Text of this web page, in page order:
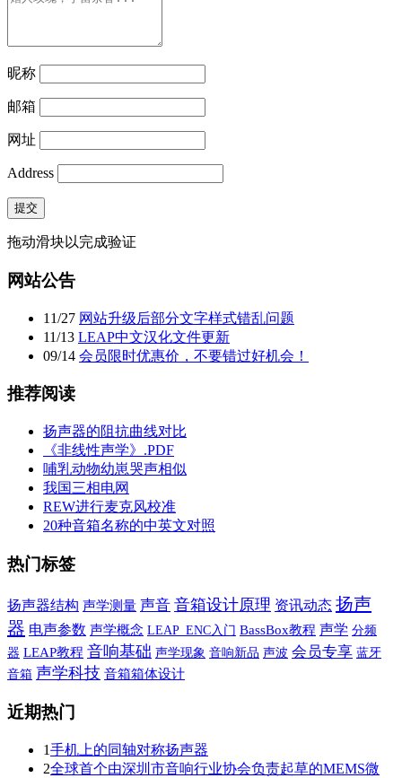
昵称
邮箱
网址
Address
提交
拖动滑块以完成验证
网站公告
11/27 网站升级后部分文字样式错乱问题
11/13 LEAP中文汉化文件更新
09/14 会员限时优惠价，不要错过好机会！
推荐阅读
扬声器的阻抗曲线对比
《非线性声学》.PDF
哺乳动物幼崽哭声相似
我国三相电网
REW进行麦克风校准
20种音箱名称的中英文对照
热门标签
扬声器结构 声学测量 声音 音箱设计原理 资讯动态 扬声
器 电声参数 声学概念 LEAP_ENC入门 BassBox教程 声学 分频
器 LEAP教程 音响基础 声学现象 音响新品 声波 会员专享 蓝牙
音箱 声学科技 音箱箱体设计
近期热门
1手机上的同轴对称扬声器
2全球首个由深圳市音响行业协会负责起草的MEMS微